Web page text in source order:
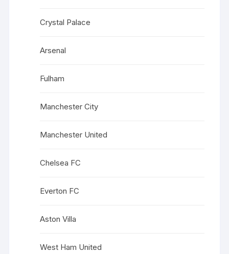
Crystal Palace
Arsenal
Fulham
Manchester City
Manchester United
Chelsea FC
Everton FC
Aston Villa
West Ham United